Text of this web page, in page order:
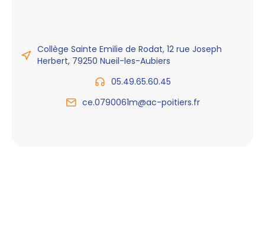
Collège Sainte Emilie de Rodat, 12 rue Joseph
Herbert, 79250 Nueil-les-Aubiers
05.49.65.60.45
ce.0790061m@ac-poitiers.fr